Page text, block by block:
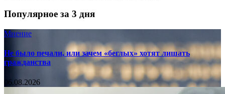
Популярное за 3 дня
Мнение
Не было печали, или зачем «беглых» хотят лишать
гражданства
06.08.2026